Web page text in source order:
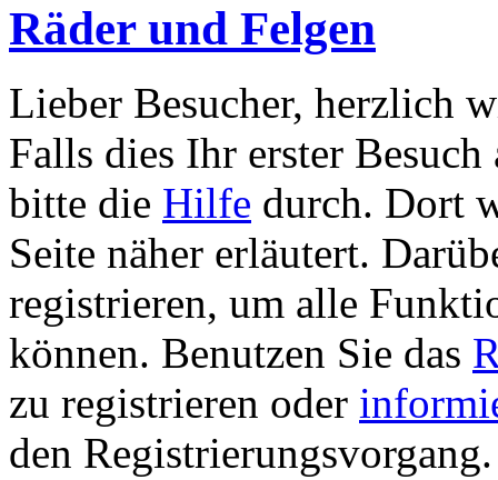
Räder und Felgen
Lieber Besucher, herzlich
Falls dies Ihr erster
bitte die Hilfe durch. Dort
Seite näher erläutert.
registrieren, um alle
können. Benutzen Sie das
zu registrieren oder
den